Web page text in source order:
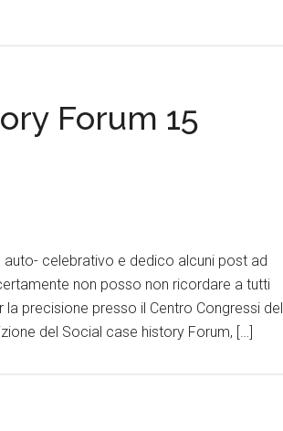
Forum 15
auto- celebrativo e dedico alcuni post ad
non posso non ricordare a tutti
precisione presso il Centro Congressi del
del Social case history Forum, […]